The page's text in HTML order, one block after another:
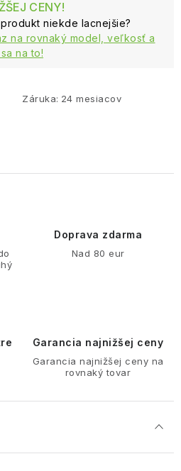
CENY!
niekde lacnejšie?
na rovnaký model, veľkosť a
na to!
Záruka: 24 mesiacov
Doprava zdarma
Nad 80 eur
Garancia najnižšej ceny
Garancia najnižšej ceny na
rovnaký tovar